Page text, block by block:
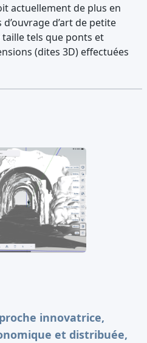
actuellement de plus en
d’art de petite
tels que ponts et
(dites 3D) effectuées
innovatrice,
et distribuée,